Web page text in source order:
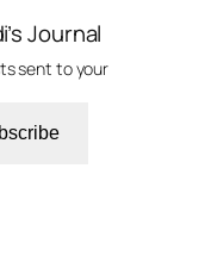
Journal
sent to your